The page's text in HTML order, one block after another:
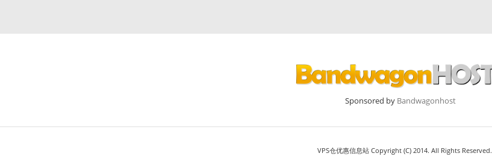
Sponsored by Bandwagonhost
VPS仓优惠信息站 Copyright (C) 2014. All Rights Reserved.